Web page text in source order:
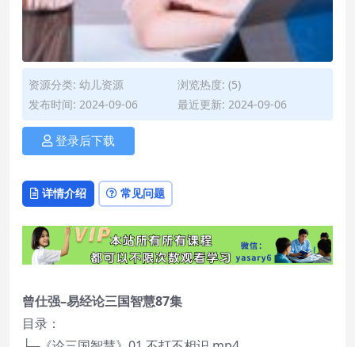
资源分类: 幼儿资源
浏览热度: (5)
发布时间: 2024-09-06
最近更新: 2024-09-06
登录后下载
详情介绍 常见问题
曾仕强–易经论三国智慧87集
目录：